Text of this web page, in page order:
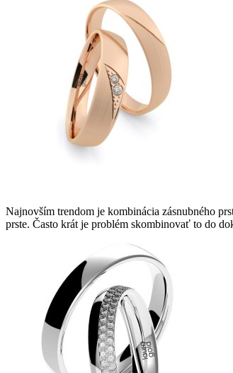
Najnovším trendom je kombinácia zásnubného
prste. Často krát je problém skombinovať to do